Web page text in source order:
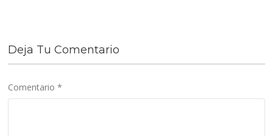
Deja Tu Comentario
Comentario*